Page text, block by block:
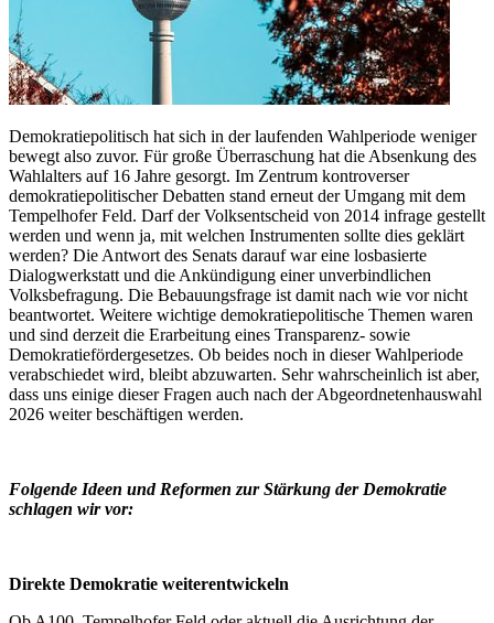
Demokratiepolitisch hat sich in der laufenden Wahlperiode weniger
bewegt also zuvor. Für große Überraschung hat die Absenkung des
Wahlalters auf 16 Jahre gesorgt. Im Zentrum kontroverser
demokratiepolitischer Debatten stand erneut der Umgang mit dem
Tempelhofer Feld. Darf der Volksentscheid von 2014 infrage gestellt
werden und wenn ja, mit welchen Instrumenten sollte dies geklärt
werden? Die Antwort des Senats darauf war eine losbasierte
Dialogwerkstatt und die Ankündigung einer unverbindlichen
Volksbefragung. Die Bebauungsfrage ist damit nach wie vor nicht
beantwortet. Weitere wichtige demokratiepolitische Themen waren
und sind derzeit die Erarbeitung eines Transparenz- sowie
Demokratiefördergesetzes. Ob beides noch in dieser Wahlperiode
verabschiedet wird, bleibt abzuwarten. Sehr wahrscheinlich ist aber,
dass uns einige dieser Fragen auch nach der Abgeordnetenhauswahl
2026 weiter beschäftigen werden.
Folgende Ideen und Reformen zur Stärkung der Demokratie
schlagen wir vor:
Direkte Demokratie weiterentwickeln